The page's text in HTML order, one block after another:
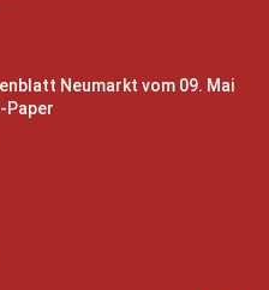
Neumarkt vom 09. Mai
Paper